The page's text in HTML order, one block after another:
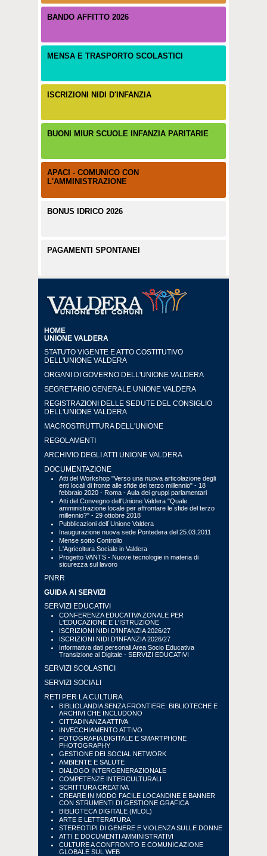
BANDO AFFITTO 2026
MENSA E TRASPORTO SCOLASTICI
ISCRIZIONI NIDI D'INFANZIA
BUONI MIUR SCUOLE INFANZIA PARITARIE
APACI - COMUNICO CON
L'AMMINISTRAZIONE
BONUS IDRICO 2026
PAGAMENTI SPONTANEI
HOME
UNIONE VALDERA
STATUTO VIGENTE E ATTO COSTITUTIVO
DELL'UNIONE VALDERA
ORGANI DI GOVERNO DELL'UNIONE VALDERA
SEGRETARIO GENERALE UNIONE VALDERA
REGISTRAZIONI DELLE SEDUTE DEL CONSIGLIO
DELL'UNIONE VALDERA
MACROSTRUTTURA DELL'UNIONE
REGOLAMENTI
ARCHIVIO DEGLI ATTI UNIONE VALDERA
DOCUMENTAZIONE
Atti del Workshop "Verso una nuova articolazione degli
enti locali di fronte alle sfide del terzo millennio" - 18
febbraio 2020 - Roma - Aula dei gruppi parlamentari
Atti del Convegno dell'Unione Valdera "Quale
amministrazione locale per affrontare le sfide del terzo
millennio?" - 29 ottobre 2018
Pubblicazioni dell´Unione Valdera
Inaugurazione nuova sede Pontedera del 25.03.2011
Mense sotto Controllo
L'Agricoltura Sociale in Valdera
Progetto VANTS - Nuove tecnologie in materia di
sicurezza sul lavoro
PNRR
GUIDA AI SERVIZI
SERVIZI EDUCATIVI
CONFERENZA EDUCATIVA ZONALE PER
L'EDUCAZIONE E L'ISTRUZIONE
ISCRIZIONI NIDI D'INFANZIA 2026/27
ISCRIZIONI NIDI D'INFANZIA 2026/27
Informativa dati personali Area Socio Educativa
Transizione al Digitale - SERVIZI EDUCATIVI
SERVIZI SCOLASTICI
SERVIZI SOCIALI
RETI PER LA CULTURA
BIBLIOLANDIA SENZA FRONTIERE: BIBLIOTECHE E
ARCHIVI CHE INCLUDONO
CITTADINANZA ATTIVA
INVECCHIAMENTO ATTIVO
FOTOGRAFIA DIGITALE E SMARTPHONE
PHOTOGRAPHY
GESTIONE DEI SOCIAL NETWORK
AMBIENTE E SALUTE
DIALOGO INTERGENERAZIONALE
COMPETENZE INTERCULTURALI
SCRITTURA CREATIVA
CREARE IN MODO FACILE LOCANDINE E BANNER
CON STRUMENTI DI GESTIONE GRAFICA
BIBLIOTECA DIGITALE (MLOL)
ARTE E LETTERATURA
STEREOTIPI DI GENERE E VIOLENZA SULLE DONNE
ATTI E DOCUMENTI AMMINISTRATIVI
CULTURE A CONFRONTO E COMUNICAZIONE
GLOBALE SUL WEB